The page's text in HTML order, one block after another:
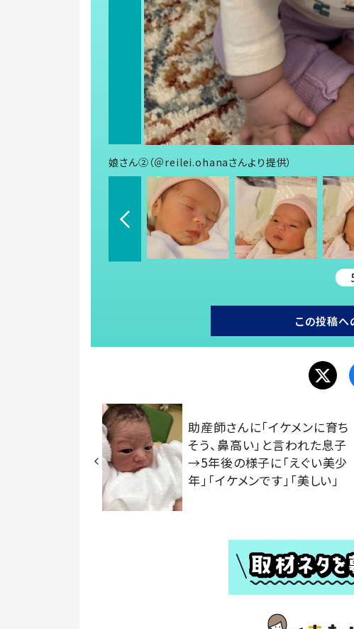
娘さん②（＠reilei.ohanaさんより提供）
この投稿へ
助産師さんに「イケメンに育ち
そう、鼻高い」と言われた息子
→5年後の様子に「えぐい美少
年」「イケメンです」「美しい」